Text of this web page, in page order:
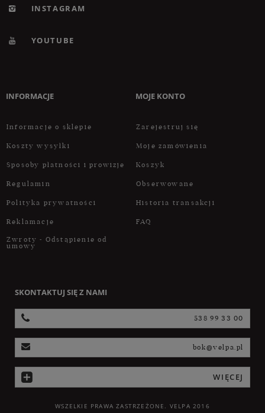
INSTAGRAM
YOUTUBE
INFORMACJE
Informacje o sklepie
Koszty wysyłki
Sposoby płatności i prowizje
Regulamin
Polityka prywatności
Reklamacje
Zwroty - Odstąpienie od
umowy
MOJE KONTO
Zarejestruj się
Moje zamówienia
Koszyk
Obserwowane
Historia transakcji
FAQ
SKONTAKTUJ SIĘ Z NAMI
538 99 33 00
bok@velpa.pl
WIĘCEJ
WSZELKIE PRAWA ZASTRZEŻONE. VELPA 2016